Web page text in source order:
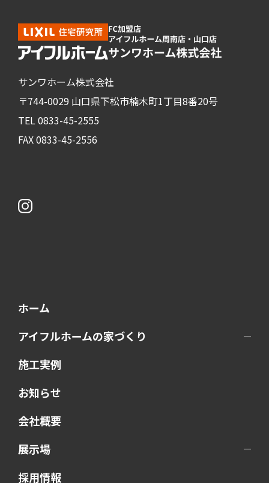
サンワホーム株式会社
〒744-0029 山口県下松市楠木町1丁目8番20号
TEL 0833-45-2555
FAX 0833-45-2556
ホーム
アイフルホームの家づくり
施工実例
お知らせ
会社概要
展示場
採用情報